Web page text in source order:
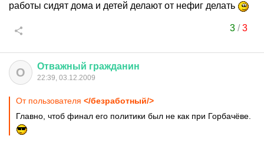
работы сидят дома и детей делают от нефиг делать
3/3
О Отважный гражданин
22:39, 03.12.2009
От пользователя </безработный/>
Главно, чтоб финал его политики был не как при Горбачёве.